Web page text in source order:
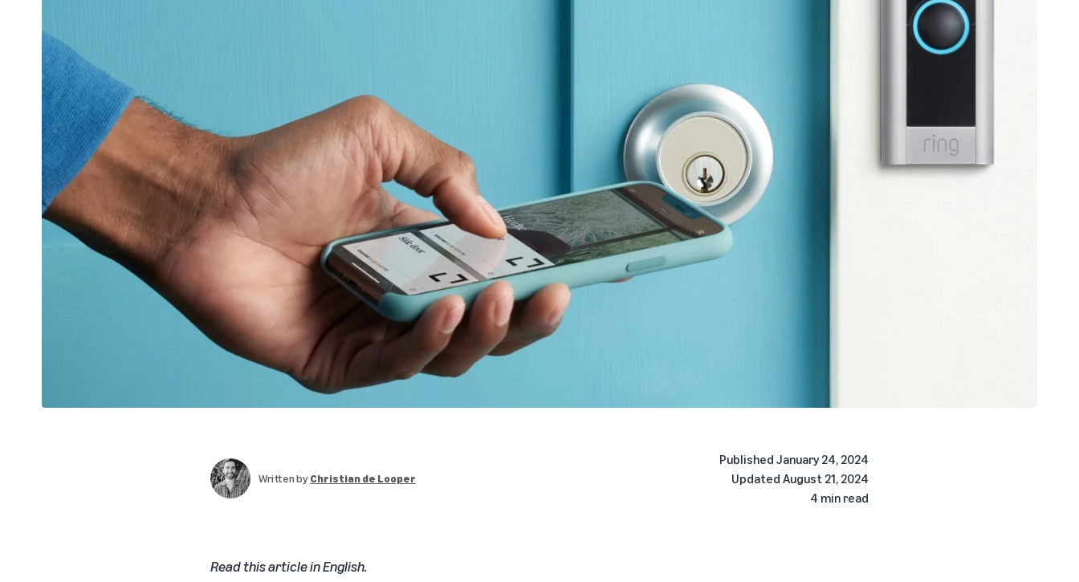
Written byChristian de Looper
Published January 24, 2024
Updated August 21, 2024
4 min read
Read this article in English.